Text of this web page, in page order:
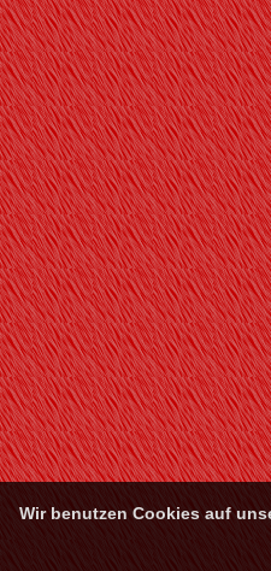
Wir benutzen Cookies auf